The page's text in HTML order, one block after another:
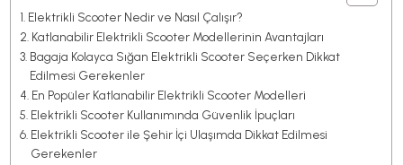
Elektrikli Scooter Nedir ve Nasıl Çalışır?
Katlanabilir Elektrikli Scooter Modellerinin Avantajları
Bagaja Kolayca Sığan Elektrikli Scooter Seçerken Dikkat
Edilmesi Gerekenler
En Popüler Katlanabilir Elektrikli Scooter Modelleri
Elektrikli Scooter Kullanımında Güvenlik İpuçları
Elektrikli Scooter ile Şehir İçi Ulaşımda Dikkat Edilmesi
Gerekenler